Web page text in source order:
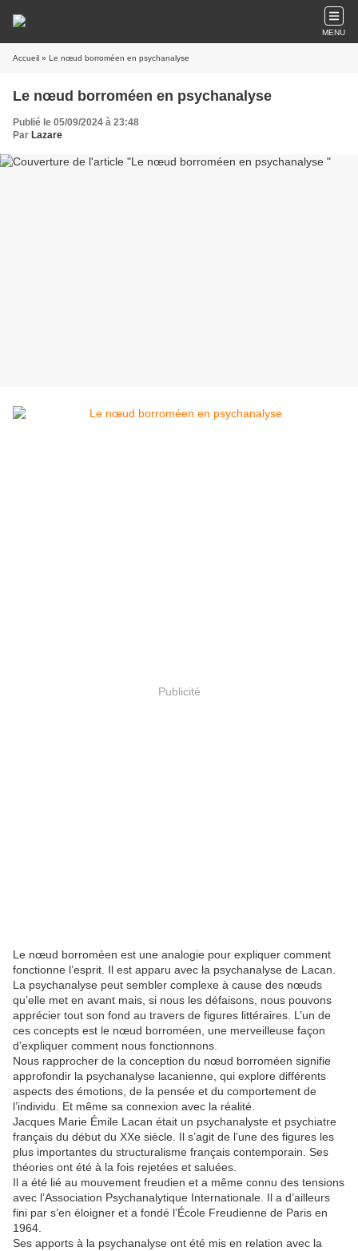
MENU
Accueil » Le nœud borroméen en psychanalyse
Le nœud borroméen en psychanalyse
Publié le 05/09/2024 à 23:48
Par Lazare
Publicité
Le nœud borroméen est une analogie pour expliquer comment
fonctionne l’esprit. Il est apparu avec la psychanalyse de Lacan.
La psychanalyse peut sembler complexe à cause des nœuds
qu’elle met en avant mais, si nous les défaisons, nous pouvons
apprécier tout son fond au travers de figures littéraires. L’un de
ces concepts est le nœud borroméen, une merveilleuse façon
d’expliquer comment nous fonctionnons.
Nous rapprocher de la conception du nœud borroméen signifie
approfondir la psychanalyse lacanienne, qui explore différents
aspects des émotions, de la pensée et du comportement de
l’individu. Et même sa connexion avec la réalité.
Jacques Marie Émile Lacan était un psychanalyste et psychiatre
français du début du XXe siècle. Il s’agit de l’une des figures les
plus importantes du structuralisme français contemporain. Ses
théories ont été à la fois rejetées et saluées.
Il a été lié au mouvement freudien et a même connu des tensions
avec l’Association Psychanalytique Internationale. Il a d’ailleurs
fini par s’en éloigner et a fondé l’École Freudienne de Paris en
1964.
Ses apports à la psychanalyse ont été mis en relation avec la